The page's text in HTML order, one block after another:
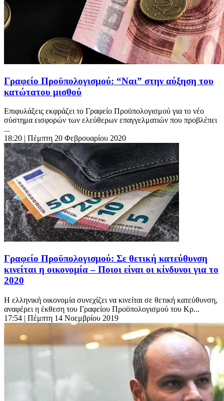
Γραφείο Προϋπολογισμού: “Ναι” στην αύξηση του
κατώτατου μισθού
Eπιφυλάξεις εκφράζει το Γραφείο Προϋπολογισμού για το νέο
σύστημα εισφορών των ελεύθερων επαγγελματιών που προβλέπει
...
18:20 | Πέμπτη 20 Φεβρουαρίου 2020
Γραφείο Προϋπολογισμού: Σε θετική κατεύθυνση
κινείται η οικονομία – Ποιοι είναι οι κίνδυνοι για το
2020
Η ελληνική οικονομία συνεχίζει να κινείται σε θετική κατεύθυνση,
αναφέρει η έκθεση του Γραφείου Προϋπολογισμού του Κρ...
17:54 | Πέμπτη 14 Νοεμβρίου 2019